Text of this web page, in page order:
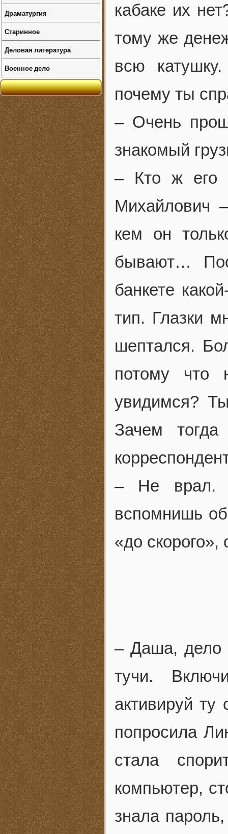
кабаке их
тому же
всю
почему ты
– Очень
знакомый
– Кто ж его
Михайлович
кем он
бывают…
банкете
тип. Глазки
шептался.
потому что
увидимся?
Зачем
– Не врал.
вспомнишь
«до
– Даша, дело
тучи.
активируй
попросила
стала
компьютер,
знала
Драматургия
Старинное
Деловая литература
Военное дело